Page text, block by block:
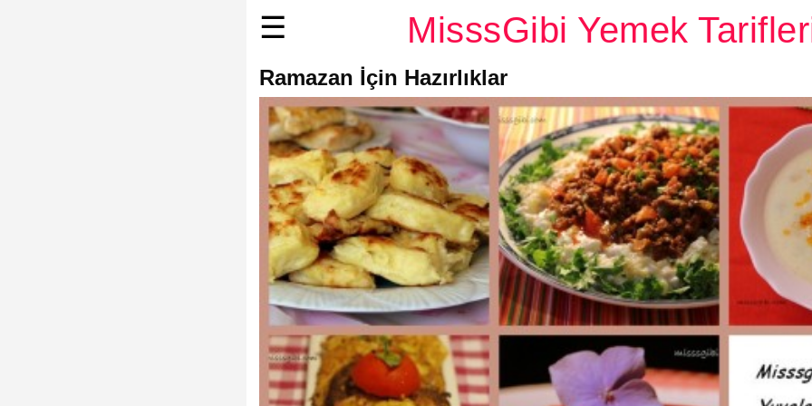
MisssGibi Yemek
☰
Ramazan İçin Hazırlıklar